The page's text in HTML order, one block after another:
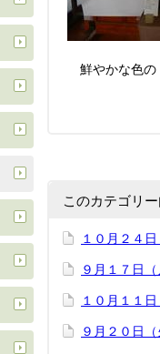
鮮やかな色の
このカテゴリ
１０月２４
９月１７日
１０月１１
９月２０日